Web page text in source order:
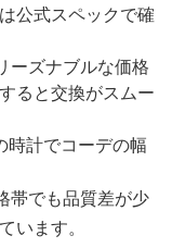
公式スペックで確
ーズナブルな価格
ると交換がスムー
時計でコーデの幅
帯でも品質差が少
います。